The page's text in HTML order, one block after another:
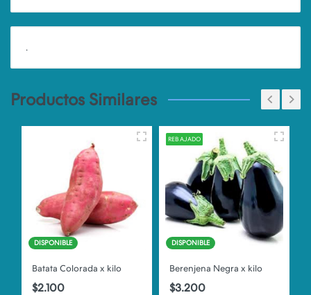
.
Productos Similares
DISPONIBLE
Batata Colorada x kilo
$2.100
REBAJADO
DISPONIBLE
Berenjena Negra x kilo
$3.200